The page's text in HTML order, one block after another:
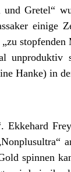
Gretel“
einige
Hanke) in
Ekkehard
spinnen